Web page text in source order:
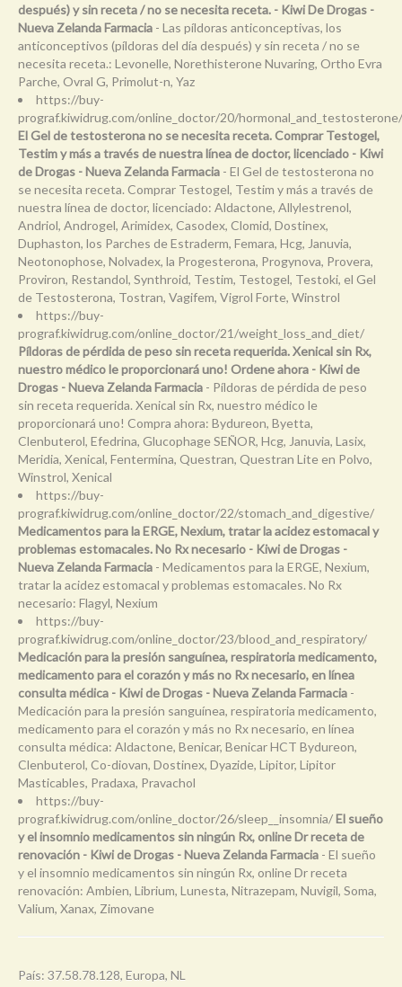
después) y sin receta / no se necesita receta. - Kiwi De Drogas -
Nueva Zelanda Farmacia - Las píldoras anticonceptivas, los
anticonceptivos (píldoras del día después) y sin receta / no se
necesita receta.: Levonelle, Norethisterone Nuvaring, Ortho Evra
Parche, Ovral G, Primolut-n, Yaz
https://buy-
prograf.kiwidrug.com/online_doctor/20/hormonal_and_testosterone/
El Gel de testosterona no se necesita receta. Comprar Testogel,
Testim y más a través de nuestra línea de doctor, licenciado - Kiwi
de Drogas - Nueva Zelanda Farmacia - El Gel de testosterona no
se necesita receta. Comprar Testogel, Testim y más a través de
nuestra línea de doctor, licenciado: Aldactone, Allylestrenol,
Andriol, Androgel, Arimidex, Casodex, Clomid, Dostinex,
Duphaston, los Parches de Estraderm, Femara, Hcg, Januvia,
Neotonophose, Nolvadex, la Progesterona, Progynova, Provera,
Proviron, Restandol, Synthroid, Testim, Testogel, Testoki, el Gel
de Testosterona, Tostran, Vagifem, Vigrol Forte, Winstrol
https://buy-
prograf.kiwidrug.com/online_doctor/21/weight_loss_and_diet/
Píldoras de pérdida de peso sin receta requerida. Xenical sin Rx,
nuestro médico le proporcionará uno! Ordene ahora - Kiwi de
Drogas - Nueva Zelanda Farmacia - Píldoras de pérdida de peso
sin receta requerida. Xenical sin Rx, nuestro médico le
proporcionará uno! Compra ahora: Bydureon, Byetta,
Clenbuterol, Efedrina, Glucophage SEÑOR, Hcg, Januvia, Lasix,
Meridia, Xenical, Fentermina, Questran, Questran Lite en Polvo,
Winstrol, Xenical
https://buy-
prograf.kiwidrug.com/online_doctor/22/stomach_and_digestive/
Medicamentos para la ERGE, Nexium, tratar la acidez estomacal y
problemas estomacales. No Rx necesario - Kiwi de Drogas -
Nueva Zelanda Farmacia - Medicamentos para la ERGE, Nexium,
tratar la acidez estomacal y problemas estomacales. No Rx
necesario: Flagyl, Nexium
https://buy-
prograf.kiwidrug.com/online_doctor/23/blood_and_respiratory/
Medicación para la presión sanguínea, respiratoria medicamento,
medicamento para el corazón y más no Rx necesario, en línea
consulta médica - Kiwi de Drogas - Nueva Zelanda Farmacia -
Medicación para la presión sanguínea, respiratoria medicamento,
medicamento para el corazón y más no Rx necesario, en línea
consulta médica: Aldactone, Benicar, Benicar HCT Bydureon,
Clenbuterol, Co-diovan, Dostinex, Dyazide, Lipitor, Lipitor
Masticables, Pradaxa, Pravachol
https://buy-
prograf.kiwidrug.com/online_doctor/26/sleep__insomnia/El sueño
y el insomnio medicamentos sin ningún Rx, online Dr receta de
renovación - Kiwi de Drogas - Nueva Zelanda Farmacia - El sueño
y el insomnio medicamentos sin ningún Rx, online Dr receta
renovación: Ambien, Librium, Lunesta, Nitrazepam, Nuvigil, Soma,
Valium, Xanax, Zimovane
País: 37.58.78.128, Europa, NL